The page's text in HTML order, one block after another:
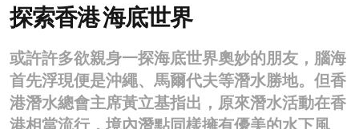
生活
商業
科技
探索香港 海底世界
或許許多欲親身一探海底世界奧妙的朋友，腦海
首先浮現便是沖繩、馬爾代夫等潛水勝地。但香
港潛水總會主席黃立基指出，原來潛水活動在香
港相當流行，境內潛點同樣擁有優美的水下風